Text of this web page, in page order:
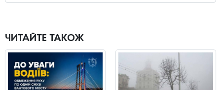
ЧИТАЙТЕ ТАКОЖ